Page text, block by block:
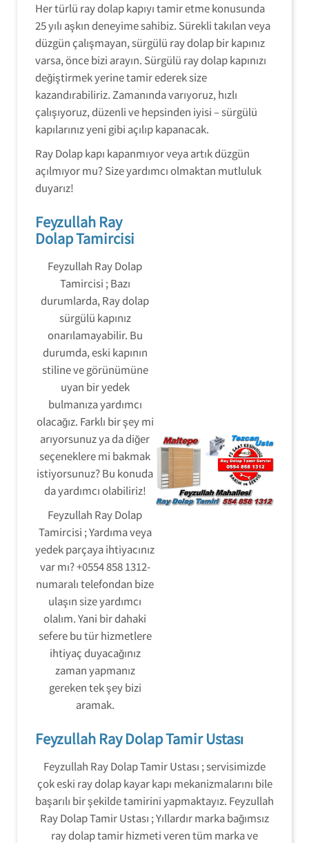
Her türlü ray dolap kapıyı tamir etme konusunda
25 yılı aşkın deneyime sahibiz. Sürekli takılan veya
düzgün çalışmayan, sürgülü ray dolap bir kapınız
varsa, önce bizi arayın. Sürgülü ray dolap kapınızı
değiştirmek yerine tamir ederek size
kazandırabiliriz. Zamanında varıyoruz, hızlı
çalışıyoruz, düzenli ve hepsinden iyisi – sürgülü
kapılarınız yeni gibi açılıp kapanacak.
Ray Dolap kapı kapanmıyor veya artık düzgün
açılmıyor mu? Size yardımcı olmaktan mutluluk
duyarız!
Feyzullah Ray
Dolap Tamircisi
Feyzullah Ray Dolap
Tamircisi ; Bazı
durumlarda, Ray dolap
sürgülü kapınız
onarılamayabilir. Bu
durumda, eski kapının
stiline ve görünümüne
uyan bir yedek
bulmanıza yardımcı
olacağız. Farklı bir şey mi
arıyorsunuz ya da diğer
seçeneklere mi bakmak
istiyorsunuz? Bu konuda
da yardımcı olabiliriz!
Feyzullah Ray Dolap
Tamircisi ; Yardıma veya
yedek parçaya ihtiyacınız
var mı? +0554 858 1312-
numaralı telefondan bize
ulaşın size yardımcı
olalım. Yani bir dahaki
sefere bu tür hizmetlere
ihtiyaç duyacağınız
zaman yapmanız
gereken tek şey bizi
aramak.
Feyzullah Ray Dolap Tamir Ustası
Feyzullah Ray Dolap Tamir Ustası ; servisimizde
çok eski ray dolap kayar kapı mekanizmalarını bile
başarılı bir şekilde tamirini yapmaktayız. Feyzullah
Ray Dolap Tamir Ustası ; Yıllardır marka bağımsız
ray dolap tamir hizmeti veren tüm marka ve